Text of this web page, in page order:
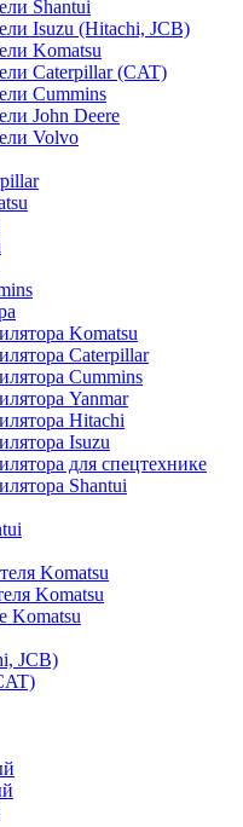
Shantui
Isuzu (Hitachi, JCB)
Komatsu
Caterpillar (CAT)
Cummins
John Deere
Volvo
Komatsu
Caterpillar
Cummins
Yanmar
Hitachi
Isuzu
для спецтехнике
Shantui
Komatsu
Komatsu
Komatsu
JCB)